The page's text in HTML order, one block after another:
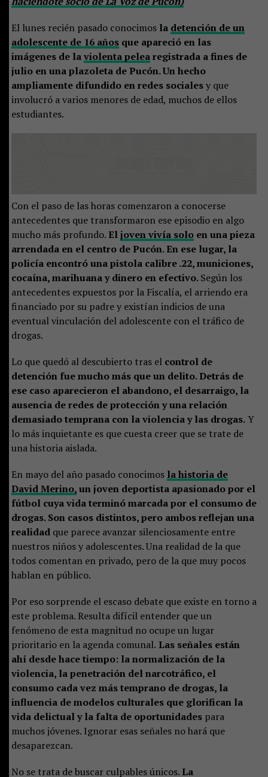
El lunes recién pasado conocimos la detención de un
adolescente de 16 añosque apareció en las
imágenes de laviolenta pelearegistrada a fines de
julio en una plazoleta de Pucón. Un hecho
ampliamente difundido en redes socialesy que
involucró a varios menores de edad, muchos de ellos
estudiantes.
Con el paso de las horas comenzaron a conocerse
antecedentes que transformaron ese episodio en algo
mucho más profundo. Eljoven vivía soloen una pieza
arrendada en el centro de Pucón. En ese lugar, la
policía encontró una pistola calibre .22, municiones,
cocaína, marihuana y dinero en efectivo.Según los
antecedentes expuestos por la Fiscalía, el arriendo era
financiado por su padre y existían indicios de una
eventual vinculación del adolescente con el tráfico de
drogas.
Lo que quedó al descubierto tras el control de
detención fue mucho más que un delito. Detrás de
ese caso aparecieron el abandono, el desarraigo, la
ausencia de redes de protección y una relación
demasiado temprana con la violencia y las drogas.Y
lo más inquietante es que cuesta creer que se trate de
una historia aislada.
En mayo del año pasado conocimos la historia de
David Merino,un joven deportista apasionado por el
fútbol cuya vida terminó marcada por el consumo de
drogas. Son casos distintos, pero ambos reflejan una
realidad que parece avanzar silenciosamente entre
nuestros niños y adolescentes. Una realidad de la que
todos comentan en privado, pero de la que muy pocos
hablan en público.
Por eso sorprende el escaso debate que existe en torno a
este problema. Resulta difícil entender que un
fenómeno de esta magnitud no ocupe un lugar
prioritario en la agenda comunal. Las señales están
ahí desde hace tiempo: la normalización de la
violencia, la penetración del narcotráfico, el
consumo cada vez más temprano de drogas, la
influencia de modelos culturales que glorifican la
vida delictual y la falta de oportunidadespara
muchos jóvenes. Ignorar esas señales no hará que
desaparezcan.
No se trata de buscar culpables únicos. La